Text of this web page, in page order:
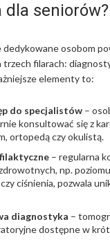
dla seniorów?
dedykowane osobom
trzech filarach:
elementy to:
do specjalistów –
konsultować się z
ortopedą czy okulistą.
– regularna
np.
ciśnienia, pozwala
diagnostyka –
dostępne w